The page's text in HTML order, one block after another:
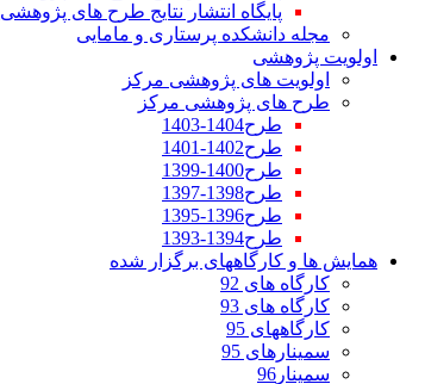
پایگاه انتشار نتایج طرح های پژوهشی ۱۴۰5
مجله دانشکده پرستاری و مامایی
اولویت پژوهشی
اولویت های پژوهشی مرکز
طرح های پژوهشی مرکز
طرح1404-1403
طرح1402-1401
طرح1400-1399
طرح1398-1397
طرح1396-1395
طرح1394-1393
همایش ها و کارگاههای برگزار شده
کارگاه های 92
کارگاه های 93
کارگاههای 95
سمینارهای 95
سمینار96